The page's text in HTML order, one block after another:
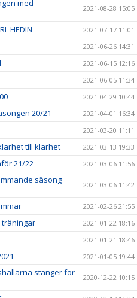
med
2021-08-28 15:05
HEDIN 2021-07-17 11:01
2021-06-26 14:31
2021-06-15 12:16
2021-06-05 11:34
2021-04-29 10:44
20/21 2021-04-01 16:34
2021-03-20 11:11
till klarhet 2021-03-13 19:33
21/22 2021-03-06 11:56
säsong
2021-03-06 11:42
2021-02-26 21:55
träningar 2021-01-22 18:16
2021-01-21 18:46
2021-01-05 19:44
stänger för
2020-12-22 10:15